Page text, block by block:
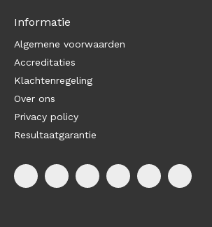
Informatie
Algemene voorwaarden
Accreditaties
Klachtenregeling
Over ons
Privacy policy
Resultaatgarantie